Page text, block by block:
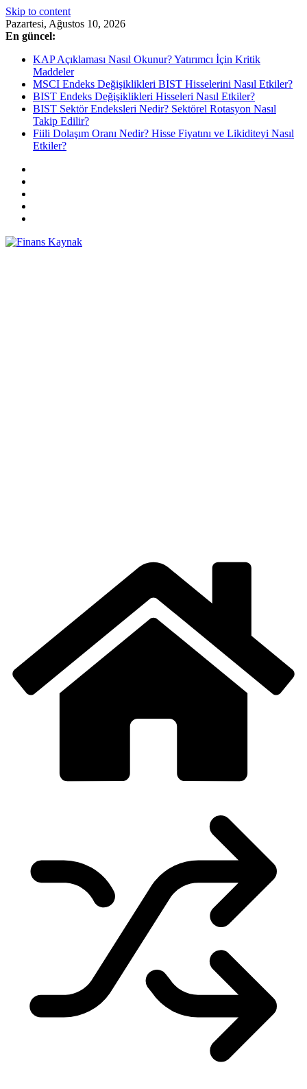
Skip to content
Pazartesi, Ağustos 10, 2026
En güncel:
KAP Açıklaması Nasıl Okunur? Yatırımcı İçin Kritik
Maddeler
MSCI Endeks Değişiklikleri BIST Hisselerini Nasıl Etkiler?
BIST Endeks Değişiklikleri Hisseleri Nasıl Etkiler?
BIST Sektör Endeksleri Nedir? Sektörel Rotasyon Nasıl
Takip Edilir?
Fiili Dolaşım Oranı Nedir? Hisse Fiyatını ve Likiditeyi Nasıl
Etkiler?